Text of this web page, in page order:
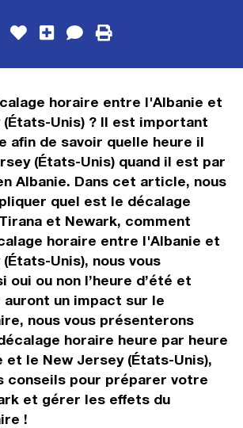
horaire entre l'Albanie et
(États-Unis) ? Il est important
afin de savoir quelle heure il
(États-Unis) quand il est par
Albanie. Dans cet article, nous
quel est le décalage
et Newark, comment
horaire entre l'Albanie et
Unis), nous vous
oui ou non l’heure d’été et
auront un impact sur le
nous vous présenterons
horaire heure par heure
et le New Jersey (États-Unis),
conseils pour préparer votre
et gérer les effets du
!